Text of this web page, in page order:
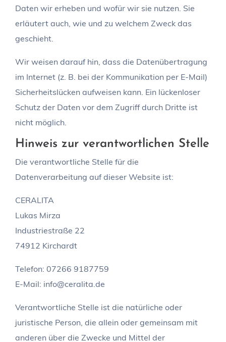
Daten wir erheben und wofür wir sie nutzen. Sie
erläutert auch, wie und zu welchem Zweck das
geschieht.
Wir weisen darauf hin, dass die Datenübertragung
im Internet (z. B. bei der Kommunikation per E-Mail)
Sicherheitslücken aufweisen kann. Ein lückenloser
Schutz der Daten vor dem Zugriff durch Dritte ist
nicht möglich.
Hinweis zur verantwortlichen Stelle
Die verantwortliche Stelle für die
Datenverarbeitung auf dieser Website ist:
CERALITA
Lukas Mirza
Industriestraße 22
74912 Kirchardt
Telefon: 07266 9187759
E-Mail: info@ceralita.de
Verantwortliche Stelle ist die natürliche oder
juristische Person, die allein oder gemeinsam mit
anderen über die Zwecke und Mittel der